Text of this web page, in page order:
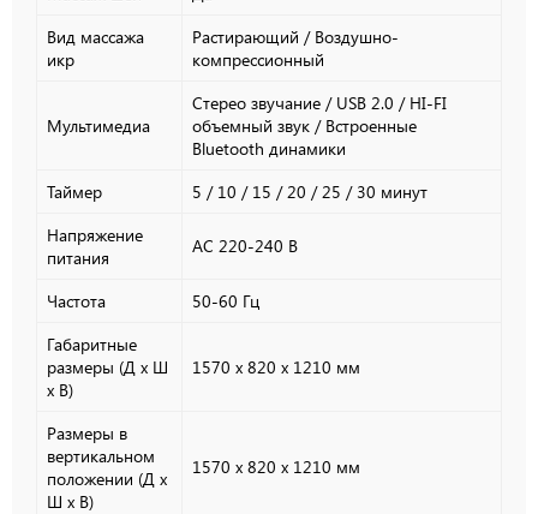
Вид массажа
икр
Растирающий / Воздушно-
компрессионный
Мультимедиа
Стерео звучание / USB 2.0 / HI-FI
объемный звук / Встроенные
Bluetooth динамики
Таймер
5 / 10 / 15 / 20 / 25 / 30 минут
Напряжение
питания
АС 220-240 В
Частота
50-60 Гц
Габаритные
размеры (Д х Ш
х В)
1570 х 820 х 1210 мм
Размеры в
вертикальном
положении (Д х
Ш х В)
1570 х 820 х 1210 мм